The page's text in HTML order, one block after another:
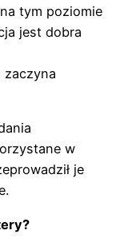
tym poziomie
jest dobra
zaczyna
w
je